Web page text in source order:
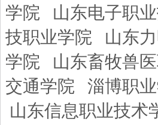
学院
山东电子职
技职业学院
山东
学院
山东畜牧兽
交通学院
淄博职
山东信息职业技术